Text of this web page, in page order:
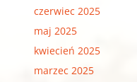
czerwiec 2025
maj 2025
kwiecień 2025
marzec 2025